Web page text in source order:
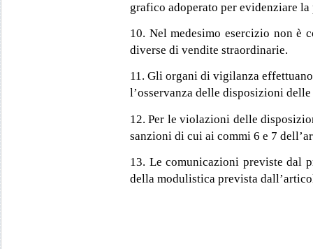
grafico adoperato per evidenziare
10. Nel medesimo esercizio non è
diverse di vendite straordinarie.
11. Gli organi di vigilanza
l’osservanza delle disposizioni
12. Per le violazioni delle
sanzioni di cui ai commi 6 e 7
13. Le comunicazioni previste dal
della modulistica prevista